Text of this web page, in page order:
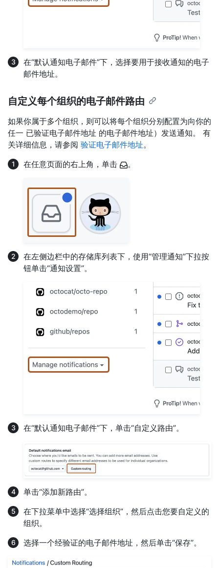
在“默认通知电子邮件”下，选择要用于接收通知的电子
邮件地址。
自定义每个组织的电子邮件路由
如果你属于多个组织，则可以将每个组织分别配置为向你的
任一 已验证电子邮件地址 的电子邮件地址）发送通知。 有
关详细信息，请参阅 验证电子邮件地址。
在任意页面的右上角，单击
。
在左侧边栏中的存储库列表下，使用“管理通知”下拉按
钮单击“通知设置”。
在“默认通知电子邮件”下，单击“自定义路由”。
单击“添加新路由”。
在下拉菜单中选择“选择组织”，然后点击您要自定义的
组织。
选择一个经验证的电子邮件地址，然后单击“保存”。